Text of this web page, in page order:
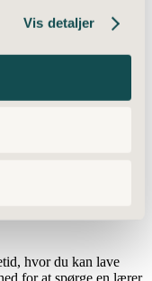
Vis detaljer
op om morgenen. Kl.
Herefter sørger du og
hvor du kan lave
for at spørge en lærer